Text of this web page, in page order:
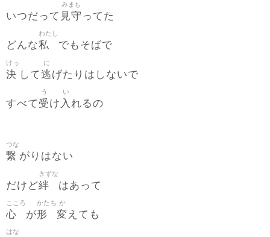
いつだって 見守
みまも
ってた
どんな私
わたし
でもそばで
決
けっ
して逃
に
げたりはしないで
すべて 受
う
け 入
い
れるの
繋
つな
がりはない
だけど絆
きずな
はあって
心
こころ
が形
かたち
変
か
えても
はな